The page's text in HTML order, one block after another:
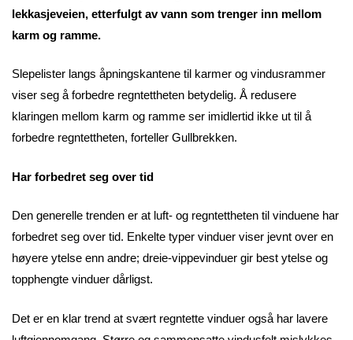
lekkasjeveien, etterfulgt av vann som trenger inn mellom
karm og ramme.
Slepelister langs åpningskantene til karmer og vindusrammer
viser seg å forbedre regntettheten betydelig. Å redusere
klaringen mellom karm og ramme ser imidlertid ikke ut til å
forbedre regntettheten, forteller Gullbrekken.
Har forbedret seg over tid
Den generelle trenden er at luft- og regntettheten til vinduene har
forbedret seg over tid. Enkelte typer vinduer viser jevnt over en
høyere ytelse enn andre; dreie-vippevinduer gir best ytelse og
topphengte vinduer dårligst.
Det er en klar trend at svært regntette vinduer også har lavere